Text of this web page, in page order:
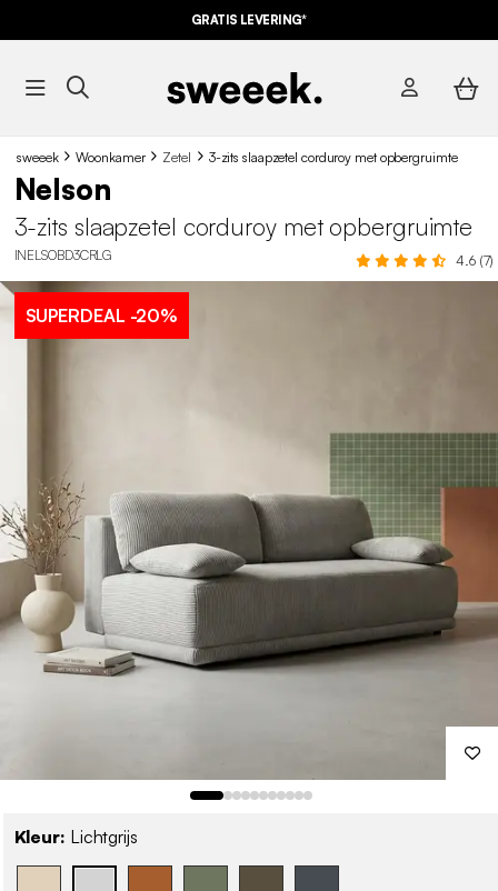
GRATIS LEVERING*
sweeek Woonkamer Zetel 3-zits slaapzetel corduroy met opbergruimte
Nelson
3-zits slaapzetel corduroy met opbergruimte
INELSOBD3CRLG 4.6 (7)
SUPERDEAL -20%
Kleur: Lichtgrijs